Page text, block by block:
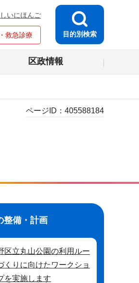
いにほんご
救急診療 目的別検索
区政情報
ページID： 405588184
整備・計画
区立丸山公園の利用ルー
くりに向けたワークショ
を実施します